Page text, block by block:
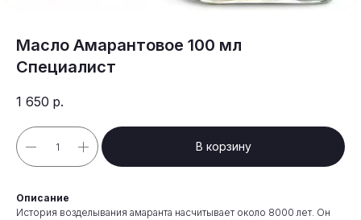
Масло Амарантовое 100 мл
Специалист
1 650 р.
В корзину
Описание
История возделывания амаранта насчитывает около 8000 лет. Он